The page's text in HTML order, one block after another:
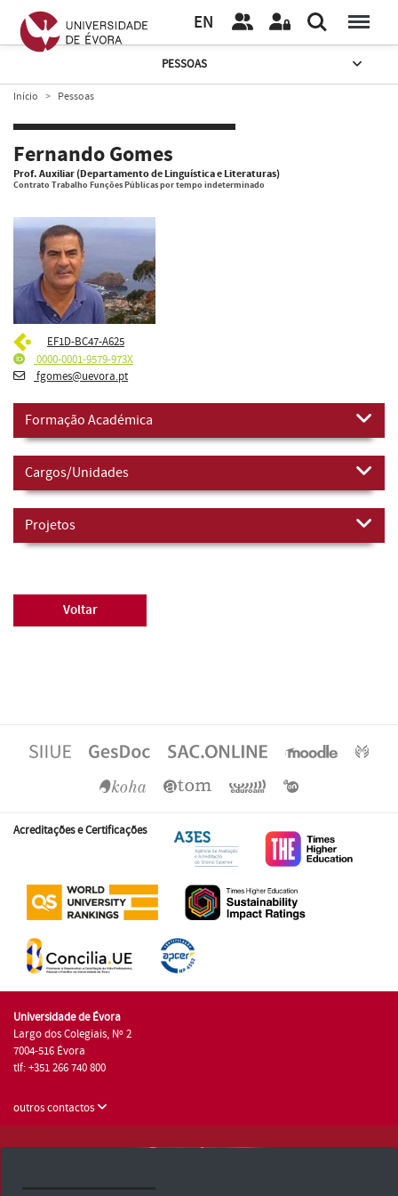
EN
PESSOAS
Início Pessoas
Fernando Gomes
Prof. Auxiliar (Departamento de Linguística e Literaturas)
Contrato Trabalho Funções Públicas por tempo indeterminado
EF1D-BC47-A625
0000-0001-9579-973X
fgomes@uevora.pt
Formação Académica
Cargos/Unidades
Projetos
Voltar
Acreditações e Certificações
Universidade de Évora
Largo dos Colegiais, Nº 2
7004-516 Évora
tlf: +351 266 740 800
outros contactos